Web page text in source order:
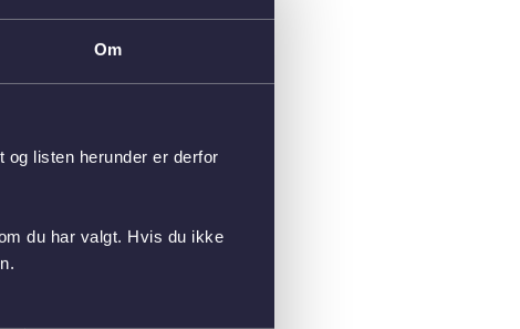
Om
listen herunder er derfor
du har valgt. Hvis du ikke